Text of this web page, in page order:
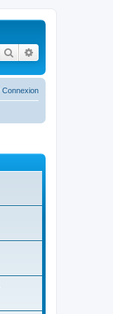
Rechercher
Connexion